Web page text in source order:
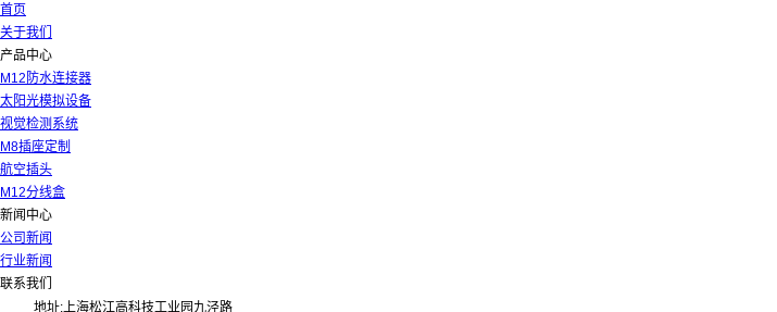
首页
关于我们
产品中心
M12防水连接器
太阳光模拟设备
视觉检测系统
M8插座定制
航空插头
M12分线盒
新闻中心
公司新闻
行业新闻
联系我们
地址:上海松江高科技工业园九泾路